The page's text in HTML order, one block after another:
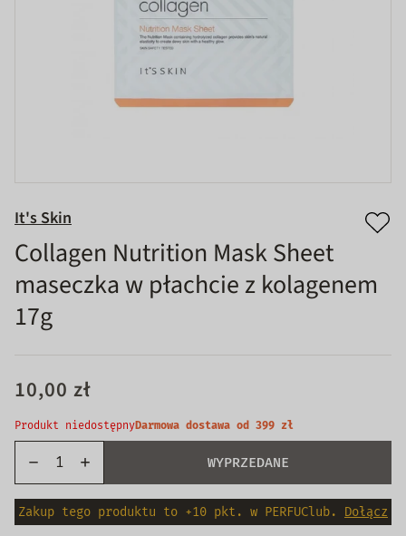
It's Skin
Collagen Nutrition Mask Sheet
maseczka w płachcie z kolagenem
17g
10,00 zł
Produkt niedostępnyDarmowa dostawa od 399 zł
WYPRZEDANE
Zakup tego produktu to +10 pkt. w PERFUClub. Dołącz